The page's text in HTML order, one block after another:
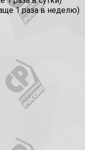
1 раза в неделю)